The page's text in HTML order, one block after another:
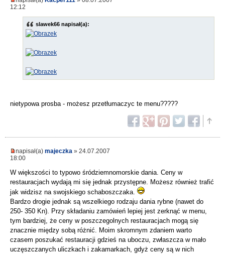
12:12
slawek66 napisał(a):
nietypowa prosba - możesz przetłumaczyc te menu?????
napisał(a) majeczka » 24.07.2007
18:00
W większości to typowo śródziemnomorskie dania. Ceny w
restauracjach wydają mi się jednak przystępne. Możesz również trafić
jak widzisz na swojskiego schaboszczaka.
Bardzo drogie jednak są wszelkiego rodzaju dania rybne (nawet do
250- 350 Kn). Przy składaniu zamówień lepiej jest zerknąć w menu,
tym bardziej, że ceny w poszczegolnych restauracjach mogą się
znacznie między sobą różnić. Moim skromnym zdaniem warto
czasem poszukać restauracji gdzieś na uboczu, zwłaszcza w mało
uczęszczanych uliczkach i zakamarkach, gdyż ceny są w nich